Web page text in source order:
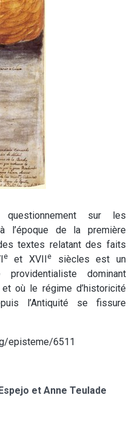
sur les
l’époque de la première
textes relatant des faits
eet XVII e
siècles est un
dominant
où le régime d’historicité
l’Antiquité se fissure
episteme/6511
et Anne Teulade